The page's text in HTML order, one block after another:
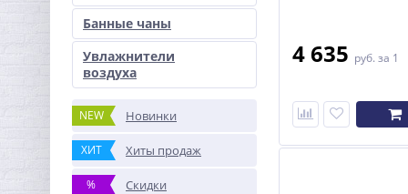
Банные чаны
Увлажнители
воздуха
NEW Новинки
ХИТ Хиты продаж
% Скидки
4 635 руб. за 1